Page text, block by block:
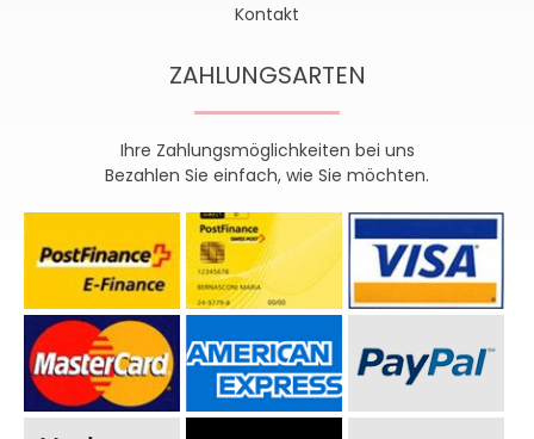
Kontakt
ZAHLUNGSARTEN
Ihre Zahlungsmöglichkeiten bei uns
Bezahlen Sie einfach, wie Sie möchten.